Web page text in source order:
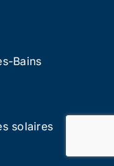
Bains
solaires